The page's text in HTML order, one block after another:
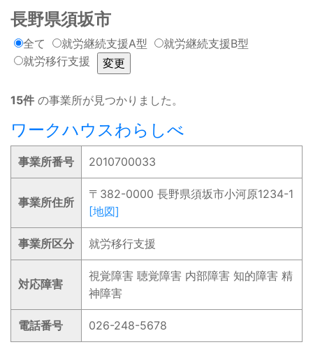
長野県須坂市
全て 就労継続支援A型
就労継続支援B型
就労移行支援
15件 の事業所が見つかりました。
ワークハウスわらしべ
事業所番号 2010700033
事業所住所
〒382-0000 長野県須坂市小河原1234-1
[地図]
事業所区分 就労移行支援
対応障害
視覚障害 聴覚障害 内部障害 知的障害 精
神障害
電話番号 026-248-5678